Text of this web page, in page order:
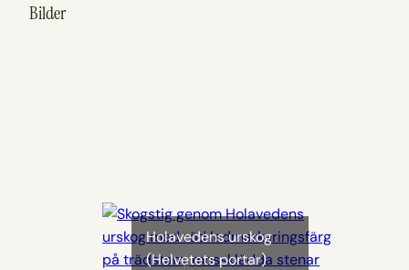
Bilder
Holavedens urskog
(Helvetets portar)